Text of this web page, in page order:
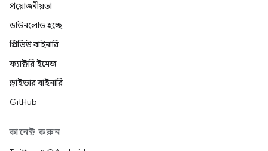
প্রয়োজনীয়তা
ডাউনলোড হচ্ছে
প্রিভিউ বাইনারি
ফ্যাক্টরি ইমেজ
ড্রাইভার বাইনারি
GitHub
কানেক্ট করুন